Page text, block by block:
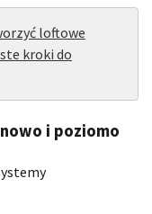
loftowe
kroki do
i poziomo